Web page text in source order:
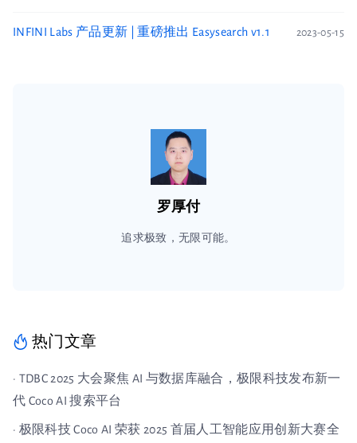
INFINI Labs 产品更新 | 重磅推出 Easysearch v1.1 2023-05-15
罗厚付
追求极致，无限可能。
热门文章
· TDBC 2025 大会聚焦 AI 与数据库融合，极限科技发布新一
代 Coco AI 搜索平台
· 极限科技 Coco AI 荣获 2025 首届人工智能应用创新大赛全